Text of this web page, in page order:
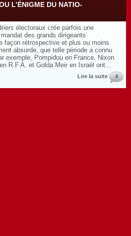
L’ÉNIGME DU NATIO-
électoraux crée parfois une
des grands dirigeants
façon rétrospective et plus ou moins
absurde, que telle période a connu
exemple, Pompidou en France, Nixon
R.F.A. et Golda Meir en Israël ont...
Lire la suite 4